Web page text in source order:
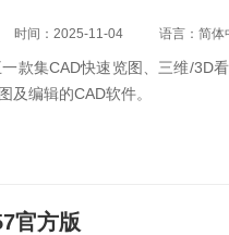
时间：2025-11-04 语言：简体
款集CAD快速览图、三维/3D
及编辑的CAD软件。
官方版